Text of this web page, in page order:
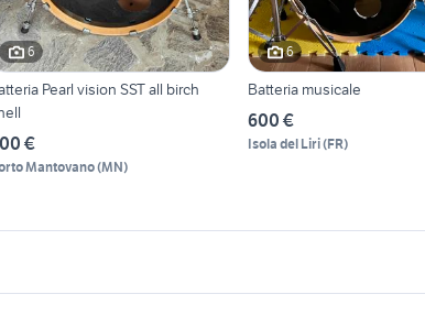
6
Pearl vision SST all birch
€
Mantovano(MN)
6
Batteria musicale
600 €
Isola del Liri(FR)